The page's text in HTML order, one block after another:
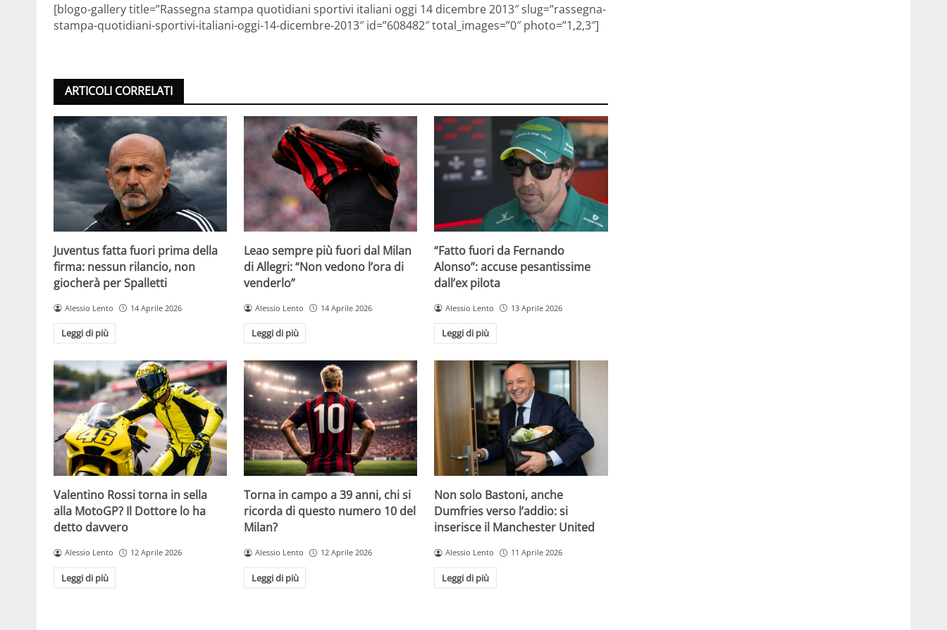
[blogo-gallery title=”Rassegna stampa quotidiani sportivi italiani oggi 14 dicembre 2013″ slug=”rassegna-
stampa-quotidiani-sportivi-italiani-oggi-14-dicembre-2013″ id=”608482″ total_images=”0″ photo=”1,2,3″]
ARTICOLI CORRELATI
Juventus fatta fuori prima della
firma: nessun rilancio, non
giocherà per Spalletti
Alessio Lento 14 Aprile 2026
Leggi di più
Leao sempre più fuori dal Milan
di Allegri: “Non vedono l’ora di
venderlo”
Alessio Lento 14 Aprile 2026
Leggi di più
“Fatto fuori da Fernando
Alonso”: accuse pesantissime
dall’ex pilota
Alessio Lento 13 Aprile 2026
Leggi di più
Valentino Rossi torna in sella
alla MotoGP? Il Dottore lo ha
detto davvero
Alessio Lento 12 Aprile 2026
Leggi di più
Torna in campo a 39 anni, chi si
ricorda di questo numero 10 del
Milan?
Alessio Lento 12 Aprile 2026
Leggi di più
Non solo Bastoni, anche
Dumfries verso l’addio: si
inserisce il Manchester United
Alessio Lento 11 Aprile 2026
Leggi di più